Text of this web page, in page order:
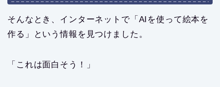
そんなとき、インターネットで「AIを使って絵本を
作る」という情報を見つけました。
「これは面白そう！」